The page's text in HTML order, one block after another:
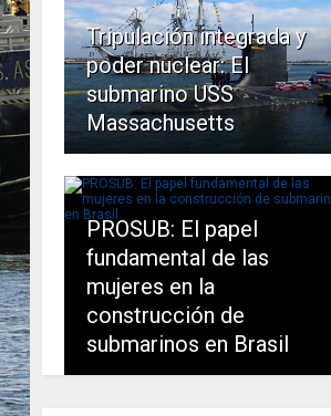
Tripulación integrada y
poder nuclear: El
submarino USS
Massachusetts
PROSUB: El papel
fundamental de las
mujeres en la
construcción de
submarinos en Brasil